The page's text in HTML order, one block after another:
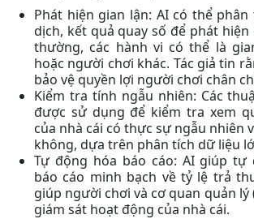
Phát hiện gian lận: AI có thể
dịch, kết quả quay số để phát hiện
thường, các hành vi có thể là
hoặc người chơi khác. Tác giả tin
bảo vệ quyền lợi người chơi chân
Kiểm tra tính ngẫu nhiên: Các
được sử dụng để kiểm tra xem
của nhà cái có thực sự ngẫu nhiên
không, dựa trên phân tích dữ liệu
Tự động hóa báo cáo: AI giúp tự
báo cáo minh bạch về tỷ lệ trả
giúp người chơi và cơ quan quản lý
giám sát hoạt động của nhà cái.